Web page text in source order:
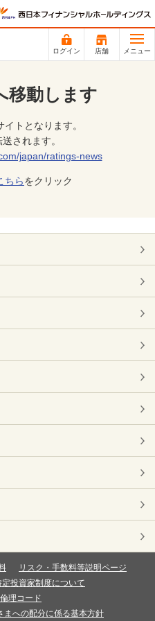
ログイン 店舗 メニュー
移動します
トとなります。
されます。
japan/ratings-news
ちらをクリック
リスク・手数料等説明ページ
定投資家制度について
理コード
まへの配分に係る基本方針